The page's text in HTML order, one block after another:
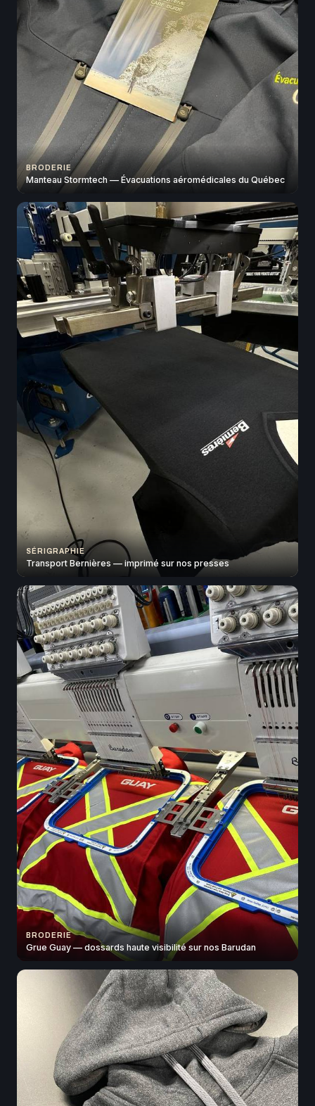
BRODERIE
Manteau Stormtech — Évacuations aéromédicales du Québec
SÉRIGRAPHIE
Transport Bernières — imprimé sur nos presses
BRODERIE
Grue Guay — dossards haute visibilité sur nos Barudan